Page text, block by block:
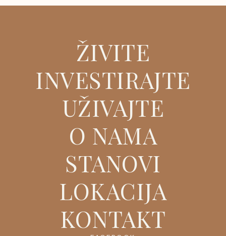
ŽIVITE
INVESTIRAJTE
UŽIVAJTE
O NAMA
STANOVI
LOKACIJA
KONTAKT